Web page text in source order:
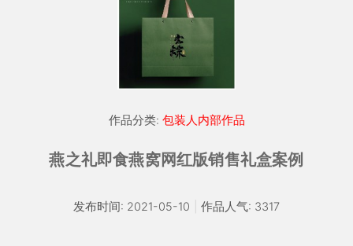
作品分类: 包装人内部作品
燕之礼即食燕窝网红版销售礼盒案例
发布时间: 2021-05-10 作品人气: 3317